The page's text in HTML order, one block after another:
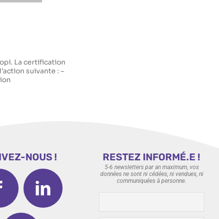
La certification
suivante : –
NOUS ! RESTEZ INFORMÉ.E !
5-6 newsletters par an maximum, vos
données ne sont ni cédées, ni vendues, ni
communiquées à personne.